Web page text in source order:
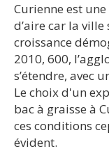
Curienne est
d’aire car la ville
croissance
2010, 600,
s’étendre, avec
Le choix d'un
bac à graisse à
ces conditions
évident.